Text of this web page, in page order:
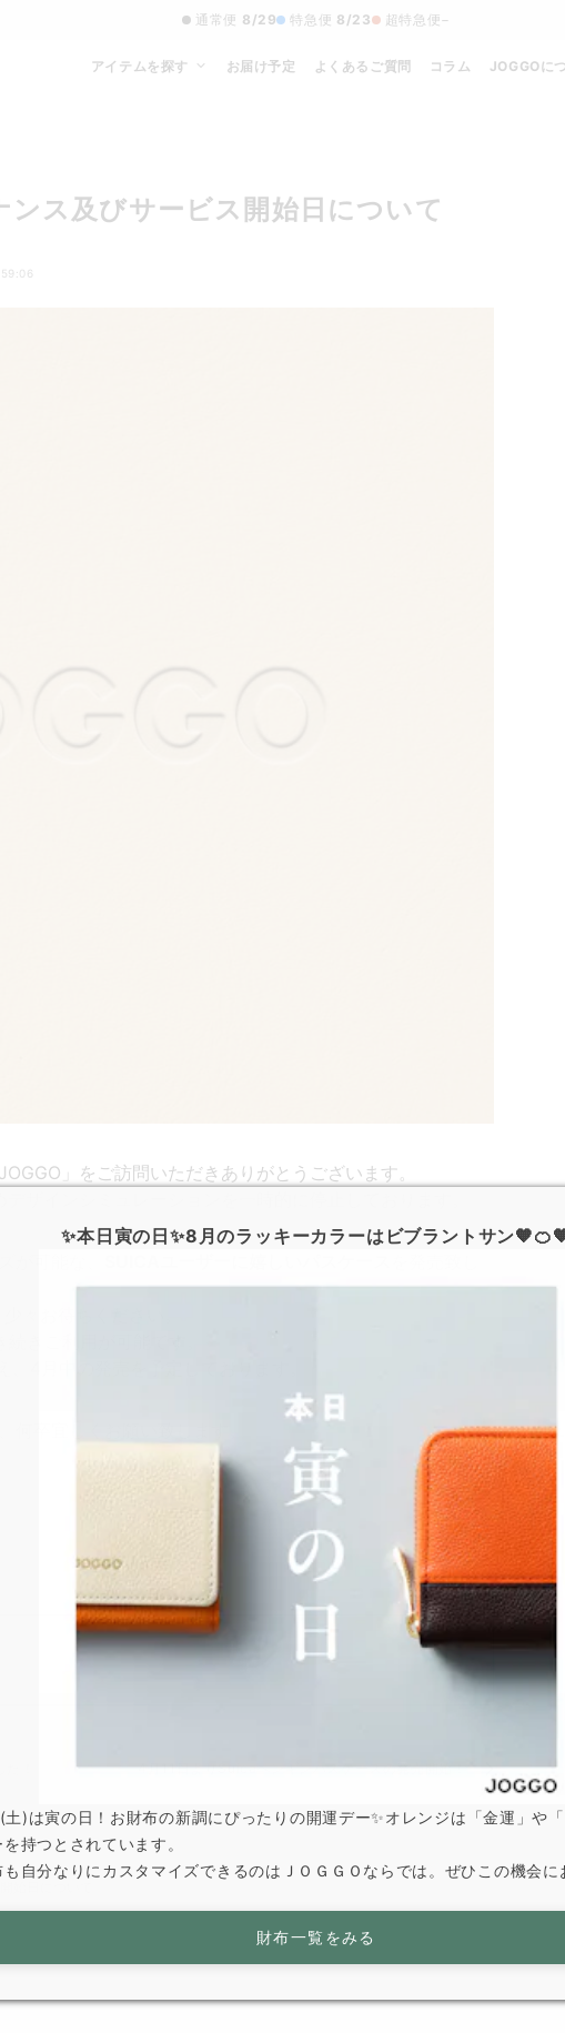
通常便 8/29 特急便 8/23 超特急便−
アイテムを探す お届け予定 よくあるご質問 コラム JOGGOに
ス及びサービス開始日について
」をご訪問いただきありがとうございます。
ザインシミュレーションを一時的に停止しております。
が可能な、
々お待ちください。
きご利用が可能です。
4月中の発売を予定しております。
何卒宜しくお願い致します。
！ 4月11日よりSuicaペンギンパスケースの発売開始！
始日について
✨本日寅の日✨8月のラッキーカラーはビブラントサン
)は寅の日！お財布の新調にぴったりの開運デー✨オレンジは「金運」や
持つとされています。
も自分なりにカスタマイズできるのはＪＯＧＧＯならでは。ぜひこの機会
財布一覧をみる